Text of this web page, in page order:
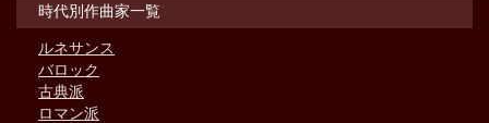
時代別作曲家一覧
ルネサンス
バロック
古典派
ロマン派